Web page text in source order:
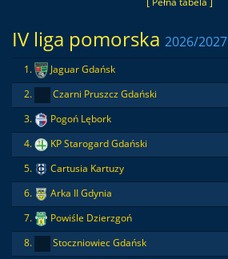
IV liga pomorska 2026/2027
1. Jaguar Gdańsk
2.
Czarni Pruszcz Gdański
3.
Pogoń Lębork
4.
KP Starogard Gdański
5.
Cartusia Kartuzy
6.
Arka II Gdynia
7.
Powiśle Dzierzgoń
8.
Stoczniowiec Gdańsk